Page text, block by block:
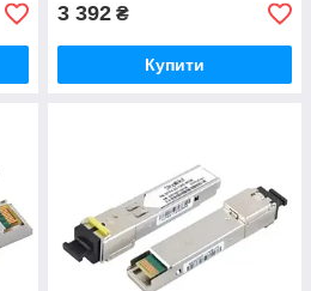
3 392 ₴
Купити